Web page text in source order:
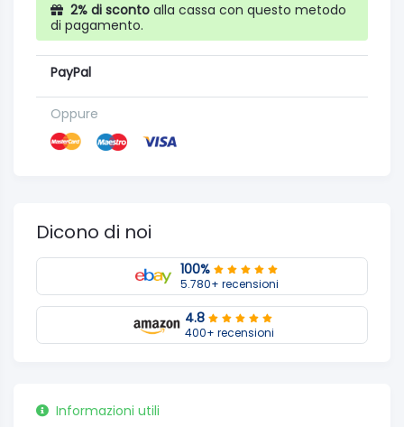
2% di sconto alla cassa con questo metodo
di pagamento.
PayPal
Oppure
Dicono di noi
100%
5.780+ recensioni
4.8
400+ recensioni
Informazioni utili